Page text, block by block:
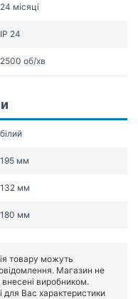
24 місяці
IP 24
2500 об/хв
білий
195 мм
132 мм
180 мм
товару можуть
Магазин не
внесені виробником.
для Вас характеристики